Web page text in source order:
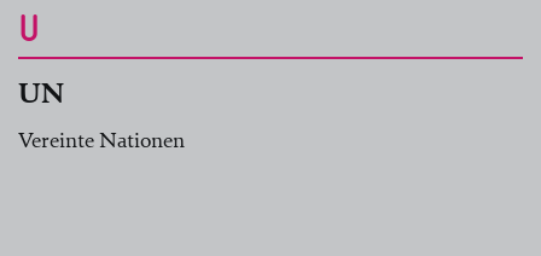
U
UN
Vereinte Nationen